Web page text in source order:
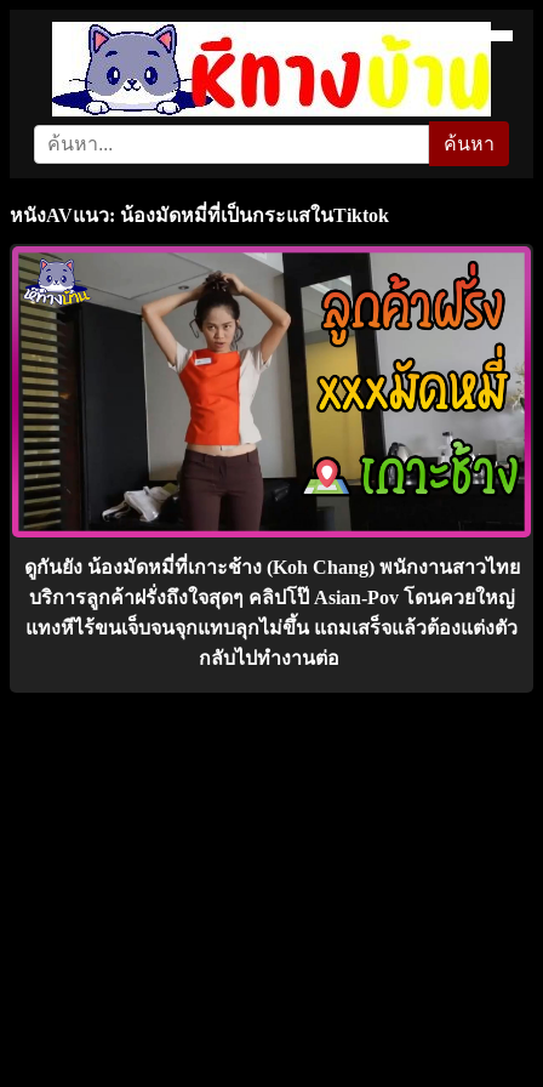
ค้นหา
หนังAVแนว: น้องมัดหมี่ที่เป็นกระแสในTiktok
ดูกันยัง น้องมัดหมี่ที่เกาะช้าง (Koh Chang) พนักงานสาวไทย
บริการลูกค้าฝรั่งถึงใจสุดๆ คลิปโป๊ Asian-Pov โดนควยใหญ่
แทงหีไร้ขนเจ็บจนจุกแทบลุกไม่ขึ้น แถมเสร็จแล้วต้องแต่งตัว
กลับไปทำงานต่อ